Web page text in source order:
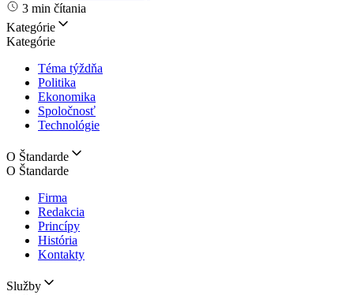
3 min čítania
Kategórie
Kategórie
Téma týždňa
Politika
Ekonomika
Spoločnosť
Technológie
O Štandarde
O Štandarde
Firma
Redakcia
Princípy
História
Kontakty
Služby